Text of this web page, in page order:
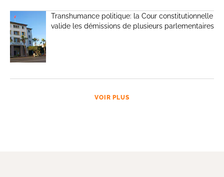
Transhumance politique: la Cour constitutionnelle
valide les démissions de plusieurs parlementaires
VOIR PLUS